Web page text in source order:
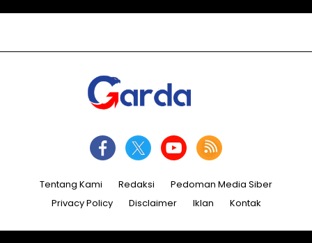
Tentang Kami Redaksi
Pedoman Media Siber
Privacy Policy
Disclaimer Iklan Kontak